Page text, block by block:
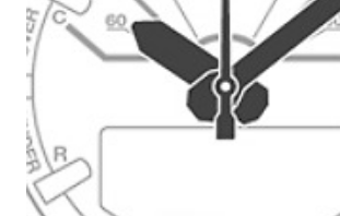
어가기로 했습니다. 자! 나침반 포스팅 시작합니다.
기능에 앞서서 먼저, 기본적인 디지털 나침반 센서의
니다. 카시오(CASIO) 사의 제품들 중 나침반의 성능
있는 모델들이 있습니다. ※ 이 포스팅..